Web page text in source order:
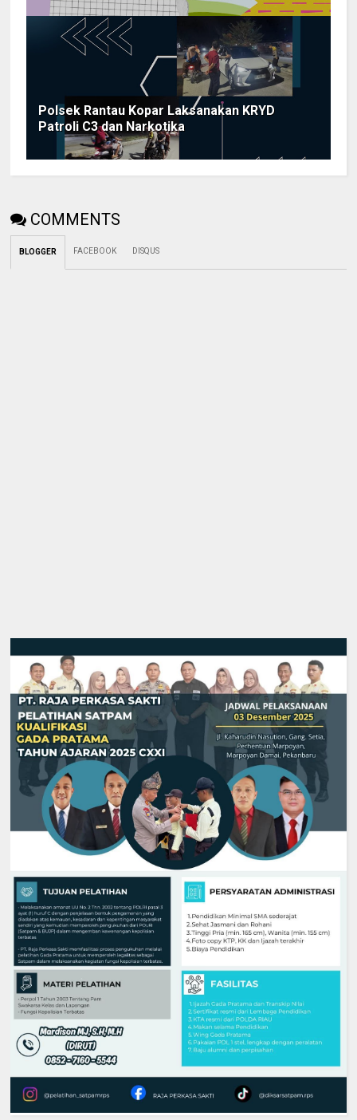
Polsek Rantau Kopar Laksanakan KRYD
Patroli C3 dan Narkotika
COMMENTS
BLOGGER FACEBOOK DISQUS